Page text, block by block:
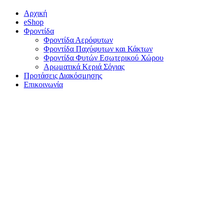
Αρχική
eShop
Φροντίδα
Φροντίδα Αερόφυτων
Φροντίδα Παχύφυτων και Κάκτων
Φροντίδα Φυτών Εσωτερικού Χώρου
Αρωματικά Κεριά Σόγιας
Προτάσεις Διακόσμησης
Επικοινωνία